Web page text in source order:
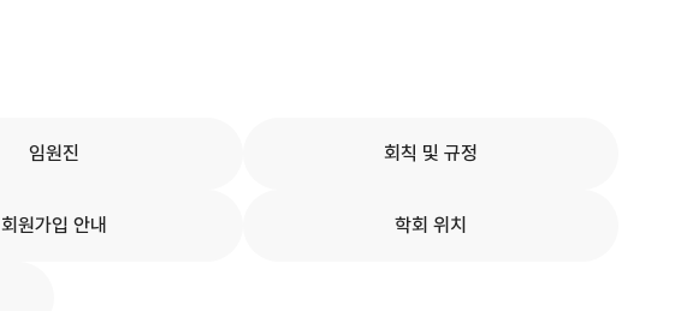
임원진 회칙 및 규정
회원가입 안내 학회 위치